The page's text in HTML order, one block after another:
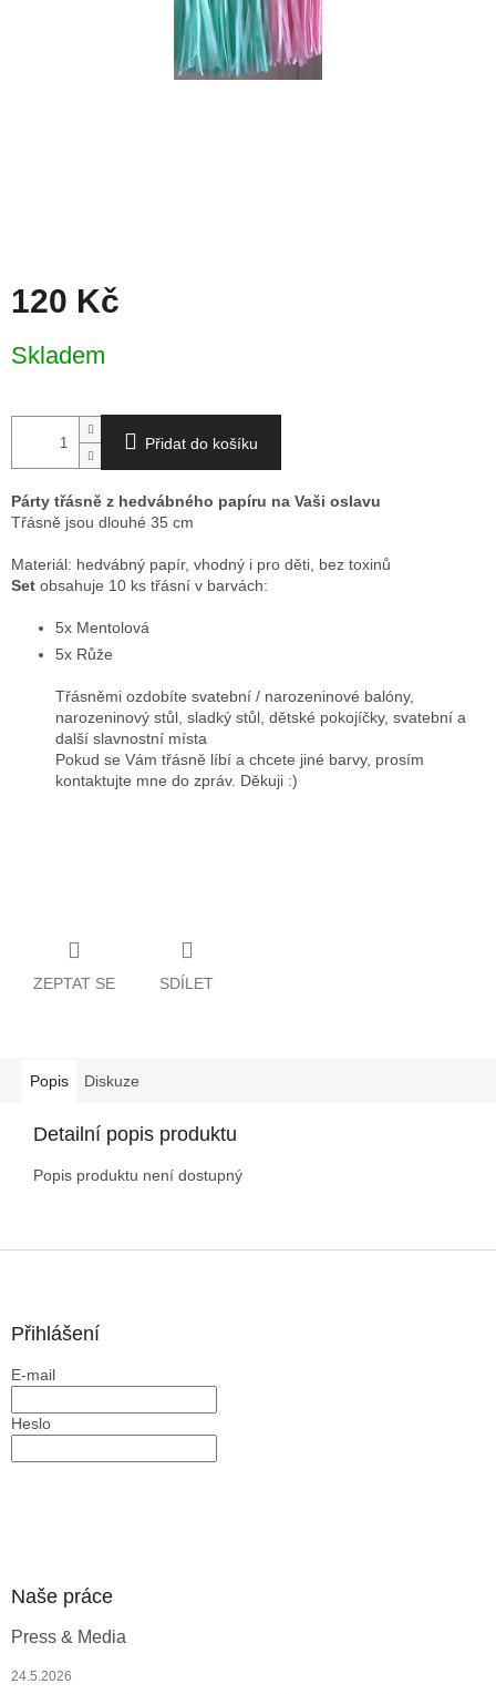
120 Kč
cena:
Skladem
Přidat do košíku
Párty třásně z hedvábného papíru na Vaši oslavu
Třásně jsou dlouhé 35 cm
Materiál: hedvábný papír, vhodný i pro děti, bez toxinů
Set obsahuje 10 ks třásní v barvách:
5x Mentolová
5x Růže
Třásněmi ozdobíte svatební / narozeninové balóny,
narozeninový stůl, sladký stůl, dětské pokojíčky, svatební a
další slavnostní místa
Pokud se Vám třásně líbí a chcete jiné barvy, prosím
kontaktujte mne do zpráv. Děkuji :)
ZEPTAT SE SDÍLET
Popis Diskuze
Detailní popis produktu
Popis produktu není dostupný
Přihlášení
E-mail
Heslo
Naše práce
Press & Media
24.5.2026